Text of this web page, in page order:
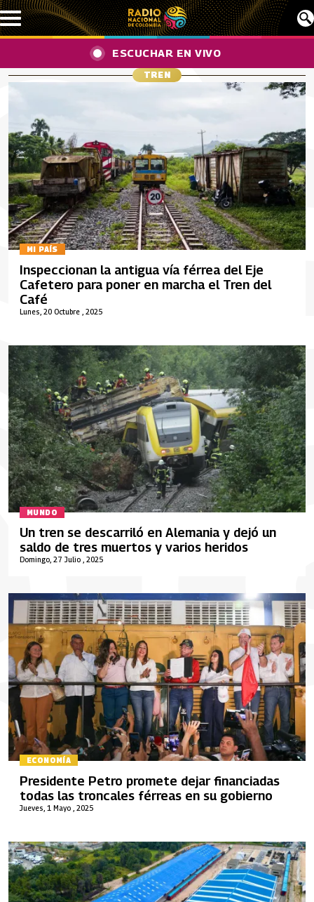
Pasar al contenido principal
ESCUCHAR EN VIVO
TREN
MI PAÍS
Lunes, 20 Octubre , 2025
Inspeccionan la antigua vía férrea del Eje
Cafetero para poner en marcha el Tren del
Café
MUNDO
Domingo, 27 Julio , 2025
Un tren se descarriló en Alemania y dejó un
saldo de tres muertos y varios heridos
ECONOMÍA
Jueves, 1 Mayo , 2025
Presidente Petro promete dejar financiadas
todas las troncales férreas en su gobierno